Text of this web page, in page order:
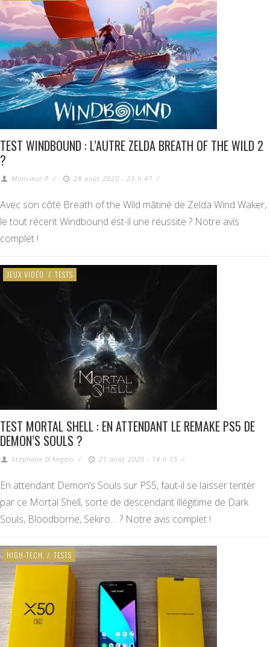
TEST WINDBOUND : L’AUTRE ZELDA BREATH OF THE WILD 2
?
Monsieur P / 28 août 2020 - 23 h 47 /
Avec son côté Breath of the Wild mâtiné de Zelda Wind Waker,
le tout récent Windbound est-il une réussite ? Notre avis
complet !
JEUX VIDÉO / TESTS
TEST MORTAL SHELL : EN ATTENDANT LE REMAKE PS5 DE
DEMON’S SOULS ?
Stéphane D'Angelo / 21 août 2020 - 14 h 15 /
En attendant Demon’s Souls sur PS5, faut-il se laisser tenter
par ce Mortal Shell, sorte de descendant illégitime de Dark
Souls, Bloodborne, Sekiro… ? Notre avis complet !
HIGH-TECH / TESTS